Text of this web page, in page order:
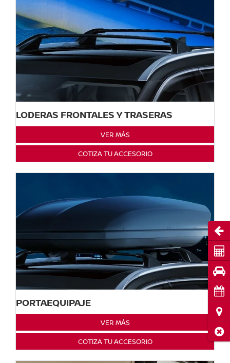
LODERAS FRONTALES Y TRASERAS
VER MÁS
COTIZA TU ACCESORIO
PORTAEQUIPAJE
VER MÁS
COTIZA TU ACCESORIO